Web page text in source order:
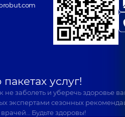
услуг!
заболеть и уберечь здоровье
экспертами сезонных
Будьте здоровы!